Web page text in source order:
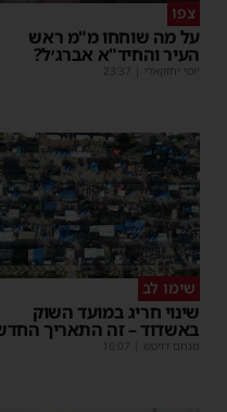
צפו
על מה שוחחו מ"מ ראש
העיר והחיד"א אברג׳ל?
יוסי יחזקאלי 23:37
שימו לב
שינוי חריג במועד השוק
באשדוד – זה התאריך
מנחם דויטש 16:07